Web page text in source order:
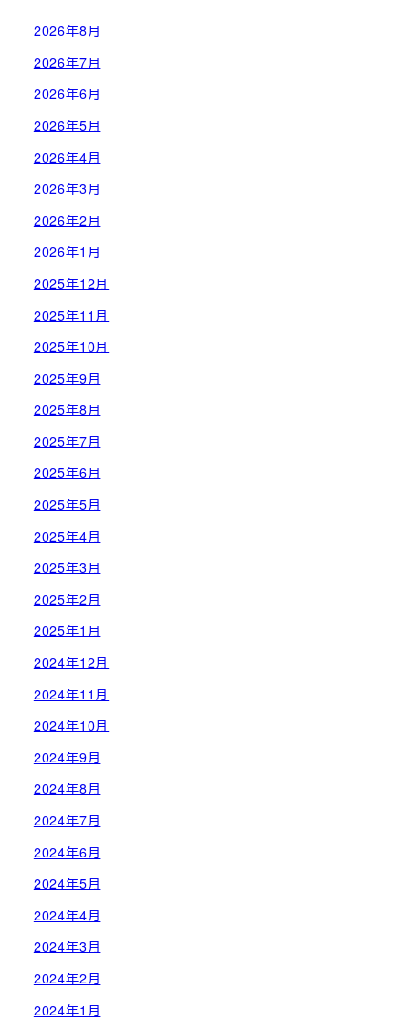
2026年8月
2026年7月
2026年6月
2026年5月
2026年4月
2026年3月
2026年2月
2026年1月
2025年12月
2025年11月
2025年10月
2025年9月
2025年8月
2025年7月
2025年6月
2025年5月
2025年4月
2025年3月
2025年2月
2025年1月
2024年12月
2024年11月
2024年10月
2024年9月
2024年8月
2024年7月
2024年6月
2024年5月
2024年4月
2024年3月
2024年2月
2024年1月